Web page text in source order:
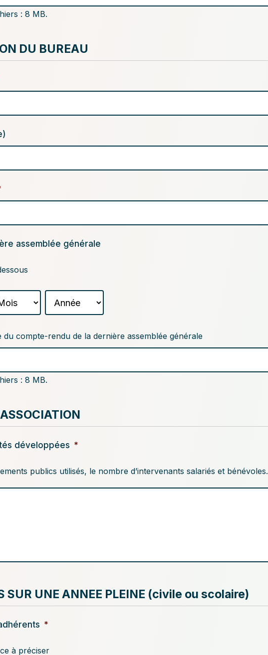
: 8 MB.
DU BUREAU
assemblée générale
Année
compte-rendu de la dernière assemblée générale
: 8 MB.
développées *
publics utilisés, le nombre d’intervenants salariés et bénévoles.
SUR UNE ANNEE PLEINE (civile ou scolaire)
*
à préciser